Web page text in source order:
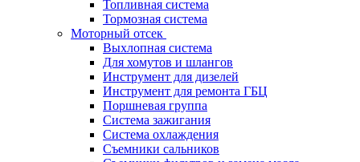
Топливная система
Тормозная система
Моторный отсек
Выхлопная система
Для хомутов и шлангов
Инструмент для дизелей
Инструмент для ремонта ГБЦ
Поршневая группа
Система зажигания
Система охлаждения
Съемники сальников